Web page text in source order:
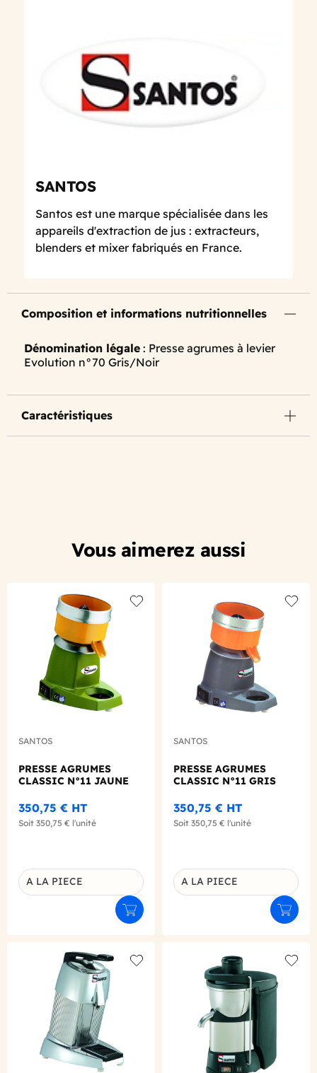
SANTOS
Santos est une marque spécialisée dans les
appareils d'extraction de jus : extracteurs,
blenders et mixer fabriqués en France.
Composition et informations nutritionnelles
Dénomination légale : Presse agrumes à levier
Evolution n°70 Gris/Noir
Caractéristiques
Vous aimerez aussi
SANTOS
PRESSE AGRUMES
CLASSIC N°11 JAUNE
350,75 € HT
Soit 350,75 € l'unité
Déclinaison du produit
A LA PIECE
Ajouter au panier
SANTOS
PRESSE AGRUMES
CLASSIC N°11 GRIS
350,75 € HT
Soit 350,75 € l'unité
Déclinaison du produit
A LA PIECE
Add to wishlist